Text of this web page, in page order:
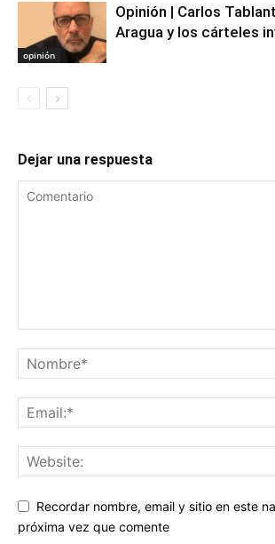
opinión
Opinión | Carlos
Aragua y los cárteles
Dejar una respuesta
Recordar nombre, email y sitio en este
próxima vez que comente